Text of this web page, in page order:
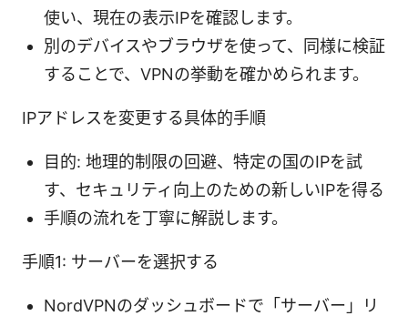
使い、現在の表示IPを確認します。
別のデバイスやブラウザを使って、同様に検証
することで、VPNの挙動を確かめられます。
IPアドレスを変更する具体的手順
目的: 地理的制限の回避、特定の国のIPを試
す、セキュリティ向上のための新しいIPを得る
手順の流れを丁寧に解説します。
手順1: サーバーを選択する
NordVPNのダッシュボードで「サーバー」リ